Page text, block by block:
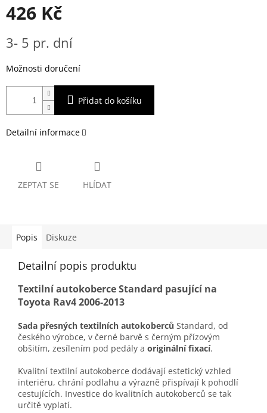
426 Kč
cena:
3- 5 pr. dní
Možnosti doručení
Přidat do košíku
Detailní informace
ZEPTAT SE HLÍDAT
Popis Diskuze
Detailní popis produktu
Textilní autokoberce Standard pasující na
Toyota Rav4 2006-2013
Sada přesných textilních autokoberců Standard, od
českého výrobce, v černé barvě s černým přízovým
obšitím, zesílením pod pedály a originální fixací.
Kvalitní textilní autokoberce dodávají estetický vzhled
interiéru, chrání podlahu a výrazně přispívají k pohodlí
cestujících. Investice do kvalitních autokoberců se tak
určitě vyplatí.